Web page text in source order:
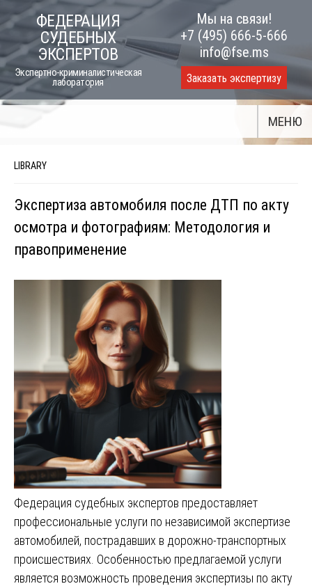
to
content
ФЕДЕРАЦИЯ
СУДЕБНЫХ
ЭКСПЕРТОВ
Экспертно-криминалистическая
лаборатория
Мы на связи!
+7 (495) 666-5-666
info@fse.ms
Заказать экспертизу
МЕНЮ
LIBRARY
Экспертиза автомобиля после ДТП по акту
осмотра и фотографиям: Методология и
правоприменение
Федерация судебных экспертов предоставляет
профессиональные услуги по независимой экспертизе
автомобилей, пострадавших в дорожно-транспортных
происшествиях. Особенностью предлагаемой услуги
является возможность проведения экспертизы по акту